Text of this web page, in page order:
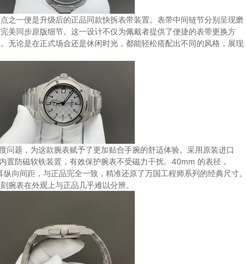
之一便是升级后的正品同款快拆表带装置。表带中间链节分别呈现磨
美同步原版细节。这一设计不仅为佩戴者提供了便捷的表带更换方
无论是在正式场合还是休闲时光，都能轻松搭配出不同的风格，展现
问题，为这款腕表赋予了更加贴合手腕的舒适体验。采用原装进口
置防磁软铁装置，有效保护腕表不受磁力干扰。40mm 的表径，
向间距，与正品完全一致，精准还原了万国工程师系列的经典尺寸。
腕表在外观上与正品几乎难以分辨。